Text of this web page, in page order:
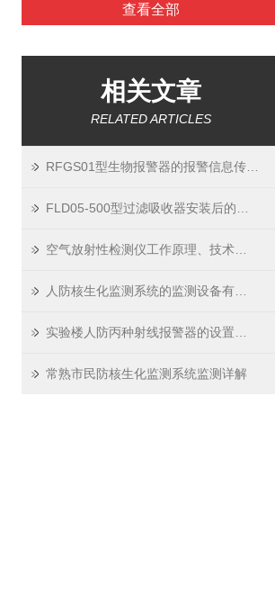
查看全部
相关文章
RELATED ARTICLES
常熟市民防核生化监测系统监测详解